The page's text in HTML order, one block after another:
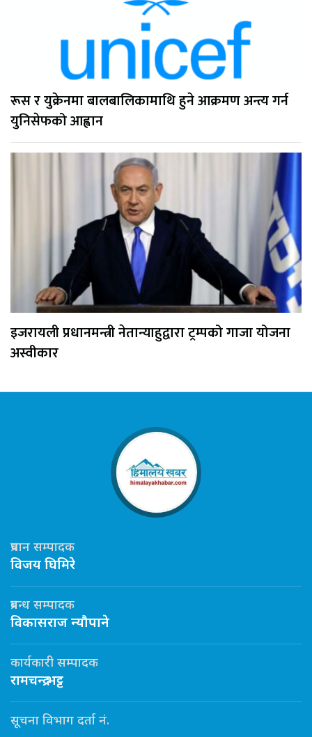
रूस र युक्रेनमा बालबालिकामाथि हुने आक्रमण अन्त्य गर्न
युनिसेफको आह्वान
इजरायली प्रधानमन्त्री नेतान्याहुद्वारा ट्रम्पको गाजा योजना
अस्वीकार
प्रधान सम्पादक
विजय घिमिरे
प्रबन्ध सम्पादक
विकासराज न्यौपाने
कार्यकारी सम्पादक
रामचन्द्र भट्ट
सूचना विभाग दर्ता नं.